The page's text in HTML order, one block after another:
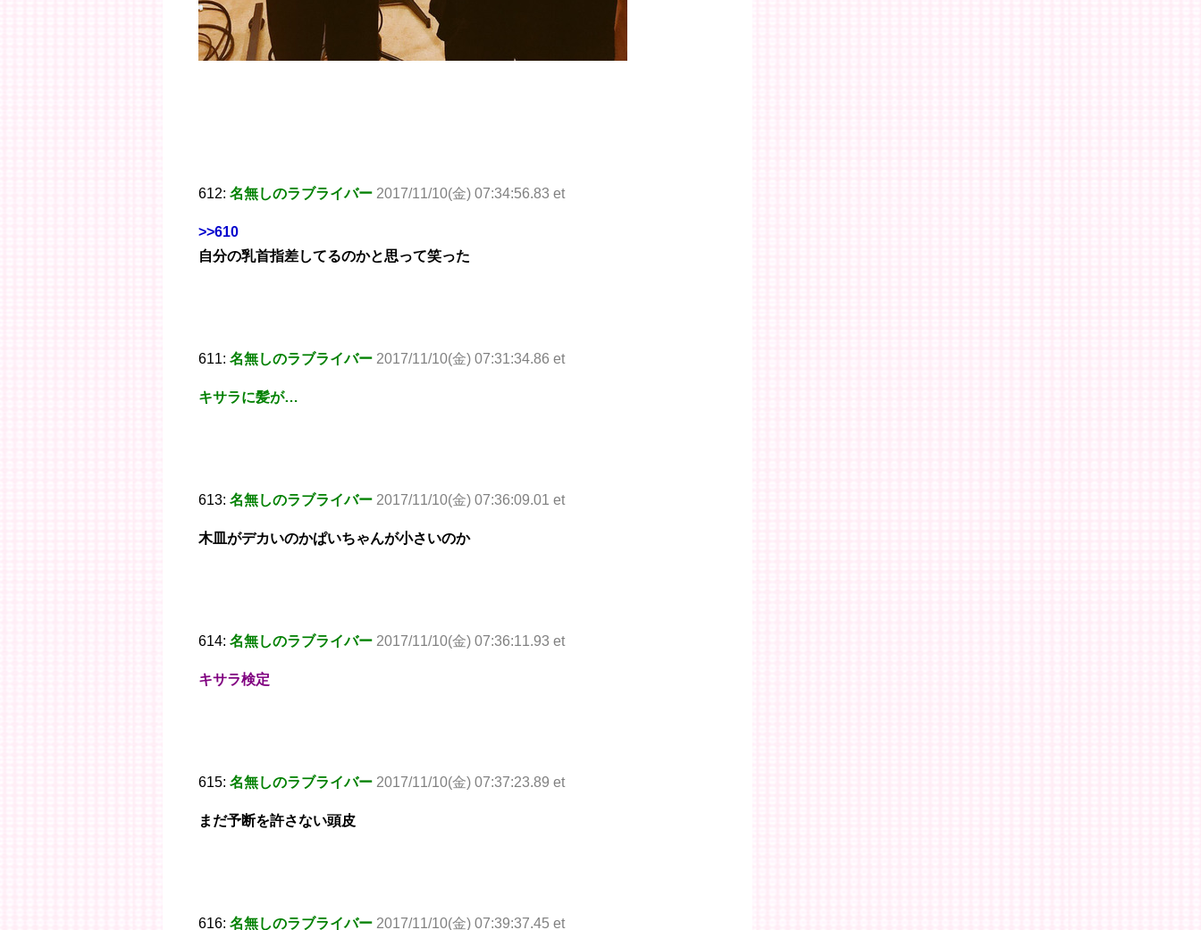
612: 名無しのラブライバー 2017/11/10(金) 07:34:56.83 et
>>610
自分の乳首指差してるのかと思って笑った
611: 名無しのラブライバー 2017/11/10(金) 07:31:34.86 et
キサラに髪が…
613: 名無しのラブライバー 2017/11/10(金) 07:36:09.01 et
木皿がデカいのかぱいちゃんが小さいのか
614: 名無しのラブライバー 2017/11/10(金) 07:36:11.93 et
キサラ検定
615: 名無しのラブライバー 2017/11/10(金) 07:37:23.89 et
まだ予断を許さない頭皮
616: 名無しのラブライバー 2017/11/10(金) 07:39:37.45 et